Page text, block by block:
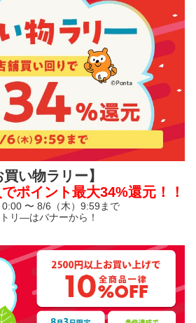
買い物ラリー】
ポイント最大34%還元！！
〜 8/6（木）9:59まで
リ—はバナーから！